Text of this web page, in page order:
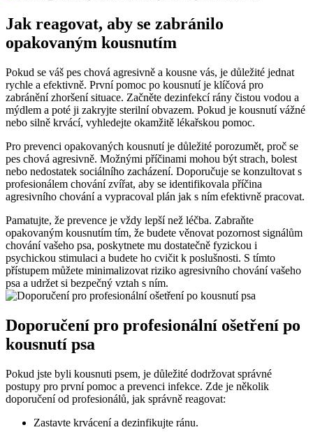
Jak reagovat, aby se​ zabránilo
opakovaným kousnutím
Pokud se váš pes chová agresivně a ​kousne ‌vás, ⁣je důležité⁤ jednat
rychle a efektivně. První pomoc po kousnutí je klíčová pro​
zabránění zhoršení situace. Začněte ​dezinfekcí​ rány čistou ​vodou a⁢
mýdlem a poté⁢ ji zakryjte sterilní⁤ obvazem. Pokud je​ kousnutí ⁤vážné
nebo silně krvácí, vyhledejte okamžitě ‌lékařskou pomoc.
Pro prevenci opakovaných kousnutí je důležité porozumět, proč se
‍pes chová agresivně. Možnými příčinami mohou být strach, bolest
nebo nedostatek ‌sociálního⁣ zacházení. ‍Doporučuje se‌ konzultovat s
profesionálem ‍chování zvířat, aby ⁢se identifikovala příčina
agresivního ‍chování a⁤ vypracoval ‍plán ​jak s ním efektivně ⁢pracovat.
Pamatujte, že prevence je vždy lepší než léčba. Zabraňte
opakovaným kousnutím tím, že budete věnovat ‍pozornost signálům⁣
chování⁤ vašeho⁣ psa, poskytnete⁢ mu‌ dostatečně fyzickou ⁤i⁣
psychickou stimulaci ​a budete ⁤ho⁢ cvičit k poslušnosti. S ‌tímto ​
přístupem ‍můžete minimalizovat riziko‍ agresivního chování vašeho
psa a udržet si bezpečný vztah s ním.
Doporučení pro⁢ profesionální ošetření⁣ po
kousnutí psa
Pokud jste byli kousnuti psem, je‍ důležité dodržovat správné
postupy pro první ‌pomoc a prevenci infekce. Zde je ⁤několik
doporučení ‌od⁣ profesionálů, jak správně‌ reagovat:
Zastavte ​krvácení a dezinfikujte ránu.